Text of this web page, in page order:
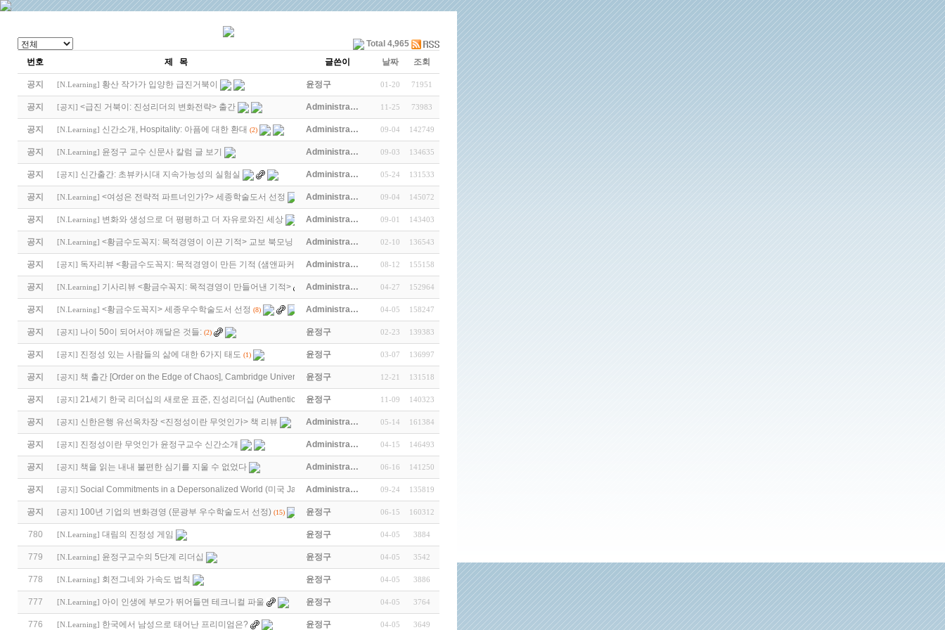
Total 4,965
번호
제 목 글쓴이 날짜 조회
공지 [N.Learning] 황산 작가가 입양한 급진거북이 윤정구 01-20 71951
공지 [공지 ] <급진 거북이: 진성리더의 변화전략> 출간 Administra… 11-25 73983
공지 [N.Learning] 신간소개, Hospitality: 아픔에 대한 환대 (2) Administra… 09-04 142749
공지 [N.Learning] 윤정구 교수 신문사 칼럼 글 보기 Administra… 09-03 134635
공지 [공지 ] 신간출간: 초뷰카시대 지속가능성의 실험실 Administra… 05-24 131533
공지 [N.Learning] <여성은 전략적 파트너인가?> 세종학술도서 선정 Administra… 09-04 145072
공지 [N.Learning] 변화와 생성으로 더 평평하고 더 자유로와진 세상 Administra… 09-01 143403
공지 [N.Learning] <황금수도꼭지: 목적경영이 이끈 기적> 교보 북모닝 Administra… 02-10 136543
공지 [공지 ] 독자리뷰 <황금수도꼭지: 목적경영이 만든 기적 (샘앤파커스 …Administra… 08-12 155158
공지 [N.Learning] 기사리뷰 <황금수꼭지: 목적경영이 만들어낸 기적> Administra… 04-27 152964
공지 [N.Learning] <황금수도꼭지> 세종우수학술도서 선정 (8) Administra… 04-05 158247
공지 [공지 ] 나이 50이 되어서야 깨달은 것들: (2) 윤정구 02-23 139383
공지 [공지 ] 진정성 있는 사람들의 삶에 대한 6가지 태도 (1) 윤정구 03-07 136997
공지 [공지 ] 책 출간 [Order on the Edge of Chaos], Cambridge University …윤정구 12-21 131518
공지 [공지 ] 21세기 한국 리더십의 새로운 표준, 진성리더십 (Authentic Lead… (3)
윤정구 11-09 140323
공지 [공지 ] 신한은행 유선옥차장 <진정성이란 무엇인가> 책 리뷰 Administra… 05-14 161384
공지 [공지 ] 진정성이란 무엇인가 윤정구교수 신간소개 Administra… 04-15 146493
공지 [공지 ] 책을 읽는 내내 불편한 심기를 지울 수 없었다 Administra… 06-16 141250
공지 [공지 ] Social Commitments in a Depersonalized World (미국 Jame Cole…
Administra… 09-24 135819
공지 [공지 ] 100년 기업의 변화경영 (문광부 우수학술도서 선정) (15) 윤정구 06-15 160312
780 [N.Learning] 대림의 진정성 게임 윤정구 04-05 3884
779 [N.Learning] 윤정구교수의 5단계 리더십 윤정구 04-05 3542
778 [N.Learning] 회전그네와 가속도 법칙 윤정구 04-05 3886
777 [N.Learning] 아이 인생에 부모가 뛰어들면 테크니컬 파울 윤정구 04-05 3764
776 [N.Learning] 한국에서 남성으로 태어난 프리미엄은? 윤정구 04-05 3649